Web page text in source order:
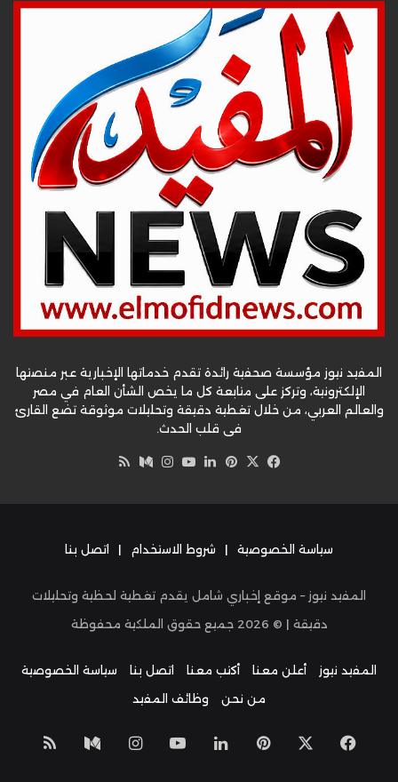
المفيد نيوز مؤسسة صحفية رائدة تقدم خدماتها الإخبارية عبر منصتها
الإلكترونية، وتركز على متابعة كل ما يخص الشأن العام في مصر
والعالم العربي، من خلال تغطية دقيقة وتحليلات موثوقة تضع القارئ
في قلب الحدث.
فيسبوك
‫X بينتيريست
لينكدإن‫YouTube
انستقرام
وسط
سياسة الخصوصية | شروط الاستخدام | اتصل بنا
المفيد نيوز – موقع إخباري شامل يقدم تغطية لحظية وتحليلات
دقيقة | © 2026 جميع حقوق الملكية محفوظة
المفيد نيوز أعلن معنا أكتب معنا اتصل بنا
سياسة الخصوصية
من نحن
وظائف المفيد
فيسبوك بينتيريست
لينكدإن‫YouTube
انستقراموسط